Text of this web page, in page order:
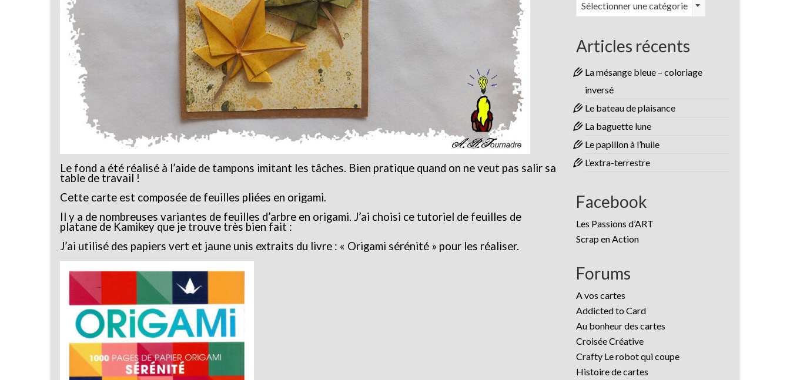
Le fond a été réalisé à l’aide de tampons imitant les tâches. Bien pratique quand on ne veut pas salir sa
table de travail !
Cette carte est composée de feuilles pliées en origami.
Il y a de nombreuses variantes de feuilles d’arbre en origami. J’ai choisi ce tutoriel de feuilles de
platane de Kamikey que je trouve très bien fait :
J’ai utilisé des papiers vert et jaune unis extraits du livre : « Origami sérénité » pour les réaliser.
Sélectionner une catégorie
Articles récents
La mésange bleue – coloriage
inversé
Le bateau de plaisance
La baguette lune
Le papillon à l’huile
L’extra-terrestre
Facebook
Les Passions d’ART
Scrap en Action
Forums
A vos cartes
Addicted to Card
Au bonheur des cartes
Croisée Créative
Crafty Le robot qui coupe
Histoire de cartes